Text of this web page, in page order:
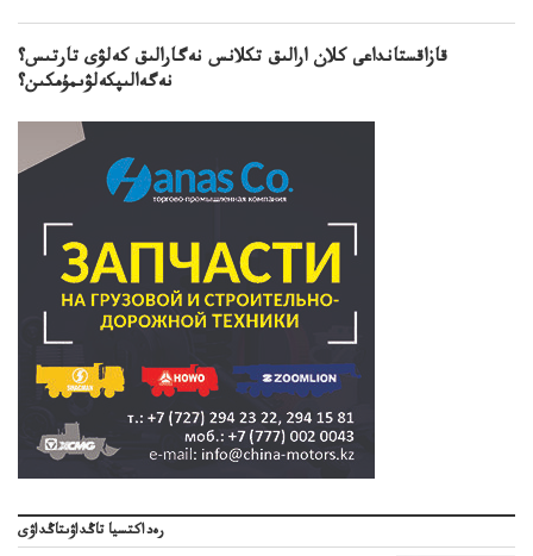
قازاقستانداعى كلان ارالىق تكلانس نەگارالىق كەلۋى تارتىس؟
نەگەالىپكەلۋىمۇمكىن؟
رەداكتسيا تاڭداۋىتاڭداۋى